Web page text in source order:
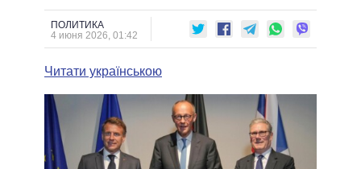
ГЛАВЫ ОБЛАДМИНИСТРАЦИЙ
МЭРЫ
ВСЕ ПЕРСОНЫ
СРАВНЕНИЕ ПОЛИТИКОВ
ПОЛИТИКА
4 июня 2026, 01:42
Читати українською